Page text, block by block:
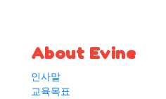
About Evine
인사말
교육목표